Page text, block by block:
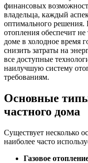
финансовых
владельца, каждый
оптимального решения.
отопления обеспечит
доме в холодное время
снизить затраты на
все доступные
наилучшую систему
требованиям.
Основные
частного дома
Существует несколько
наиболее часто
Газовое